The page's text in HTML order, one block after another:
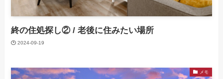
終の住処探し② / 老後に住みたい場所
2024-09-19
メモ